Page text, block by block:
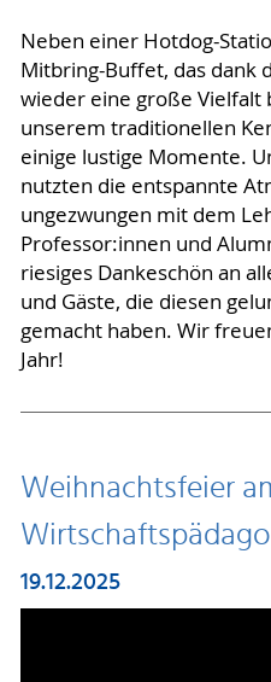
Neben einer Hotdog-
Mitbring-Buffet, das dank
wieder eine große Vielfalt
unserem traditionellen
einige lustige Momente.
nutzten die entspannte
ungezwungen mit dem
Professor:innen und
riesiges Dankeschön an
und Gäste, die diesen
gemacht haben. Wir
Jahr!
Weihnachtsfeier
19.12.2025